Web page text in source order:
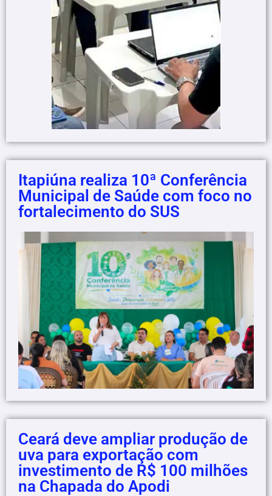
Itapiúna realiza 10ª Conferência
Municipal de Saúde com foco no
fortalecimento do SUS
Ceará deve ampliar produção de
uva para exportação com
investimento de R$ 100 milhões
na Chapada do Apodi